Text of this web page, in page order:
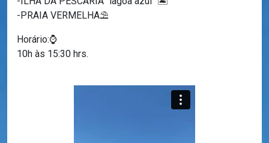
-PRAIA VERMELHA⛱️
Horário:⌚
10h às 15:30 hrs.